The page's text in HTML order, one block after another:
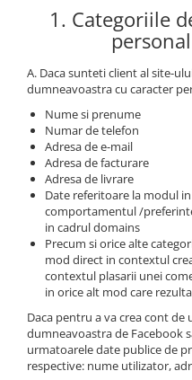
1. Categoriile
A. Daca sunteti client al site-
dumneavoastra cu caracter
Nume si prenume
Numar de telefon
Adresa de e-mail
Adresa de facturare
Adresa de livrare
Date referitoare la modul
comportamentul /
in cadrul domains
Precum si orice alte
mod direct in contextul
contextul plasarii unei
in orice alt mod care
Daca pentru a va crea cont
dumneavoastra de Facebook
urmatoarele date publice de
respective: nume utilizator,